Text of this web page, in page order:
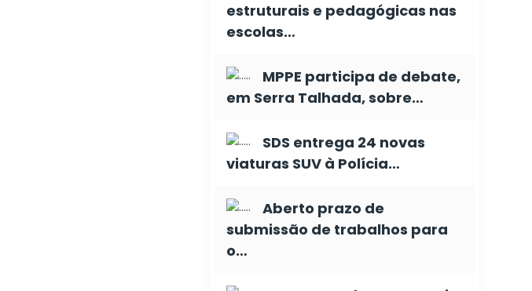
estruturais e pedagógicas nas
escolas…
MPPE participa de debate,
em Serra Talhada, sobre…
SDS entrega 24 novas
viaturas SUV à Polícia…
Aberto prazo de
submissão de trabalhos para
o…